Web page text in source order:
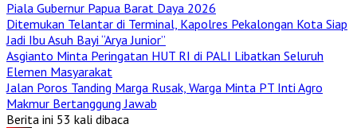
Piala Gubernur Papua Barat Daya 2026
Ditemukan Telantar di Terminal, Kapolres Pekalongan Kota Siap
Jadi Ibu Asuh Bayi “Arya Junior”
Asgianto Minta Peringatan HUT RI di PALI Libatkan Seluruh
Elemen Masyarakat
Jalan Poros Tanding Marga Rusak, Warga Minta PT Inti Agro
Makmur Bertanggung Jawab
Berita ini 53 kali dibaca